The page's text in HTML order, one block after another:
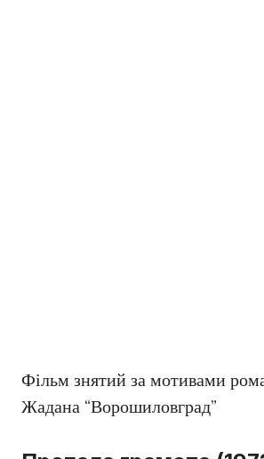
Фільм знятий за мотивами
Жадана “Ворошиловград”